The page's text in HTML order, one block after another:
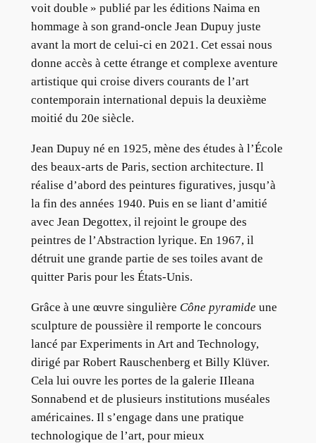
voit double » publié par les éditions Naima en
hommage à son grand-oncle Jean Dupuy juste
avant la mort de celui-ci en 2021. Cet essai nous
donne accès à cette étrange et complexe aventure
artistique qui croise divers courants de l’art
contemporain international depuis la deuxième
moitié du 20e siècle.
Jean Dupuy né en 1925, mène des études à l’École
des beaux-arts de Paris, section architecture. Il
réalise d’abord des peintures figuratives, jusqu’à
la fin des années 1940. Puis en se liant d’amitié
avec Jean Degottex, il rejoint le groupe des
peintres de l’Abstraction lyrique. En 1967, il
détruit une grande partie de ses toiles avant de
quitter Paris pour les États-Unis.
Grâce à une œuvre singulière Cône pyramideune
sculpture de poussière il remporte le concours
lancé par Experiments in Art and Technology,
dirigé par Robert Rauschenberg et Billy Klüver.
Cela lui ouvre les portes de la galerie IIleana
Sonnabend et de plusieurs institutions muséales
américaines. Il s’engage dans une pratique
technologique de l’art, pour mieux